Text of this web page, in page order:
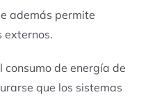
además permite
externos.
consumo de energía de
que los sistemas